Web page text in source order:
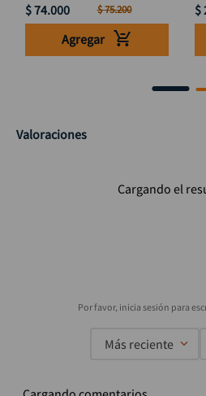
$74.000 $75.200
Agregar
$
Valoraciones
Cargando el
Más reciente